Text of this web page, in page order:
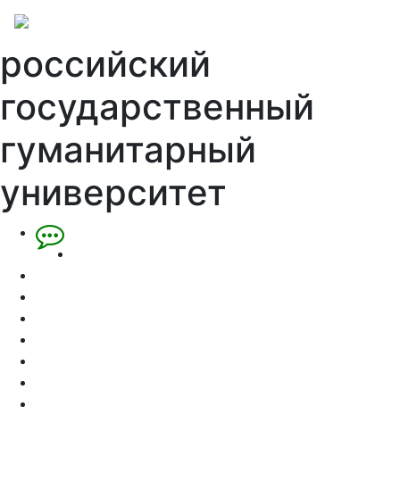
российский
государственный
гуманитарный
университет